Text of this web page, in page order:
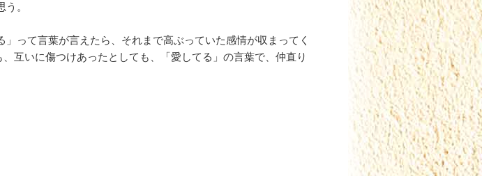
。
って言葉が言えたら、それまで高ぶっていた感情が収まってく
互いに傷つけあったとしても、「愛してる」の言葉で、仲直り